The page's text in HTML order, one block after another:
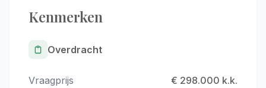
Kenmerken
Overdracht
Vraagprijs € 298.000 k.k.